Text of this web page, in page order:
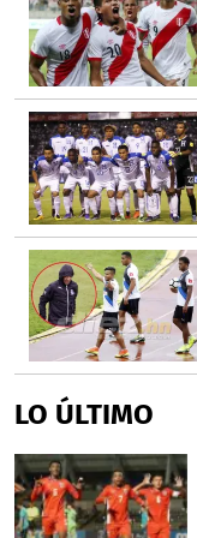
LO ÚLTIMO